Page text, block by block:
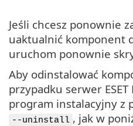
Jeśli chcesz ponownie
uaktualnić komponent
uruchom ponownie
Aby odinstalować
przypadku serwer ESET
program instalacyjny z
--uninstall , jak w